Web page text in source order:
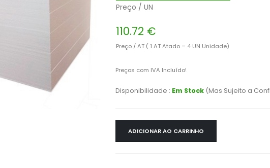
Preço / UN
110.72 €
Preço / AT ( 1 AT Atado = 4 UN Unidade)
Preços com IVA Incluído!
Disponibilidade : Em Stock (Mas Sujeito a
ADICIONAR AO CARRINHO